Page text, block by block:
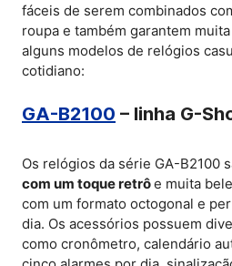
fáceis de serem combinados
roupa e também garantem
alguns modelos de relógios
cotidiano:
GA-B2100 – linha G-
Os relógios da série GA-B2100
com um toque retrôe muita
com um formato octogonal e
dia. Os acessórios possuem
como cronômetro, calendário